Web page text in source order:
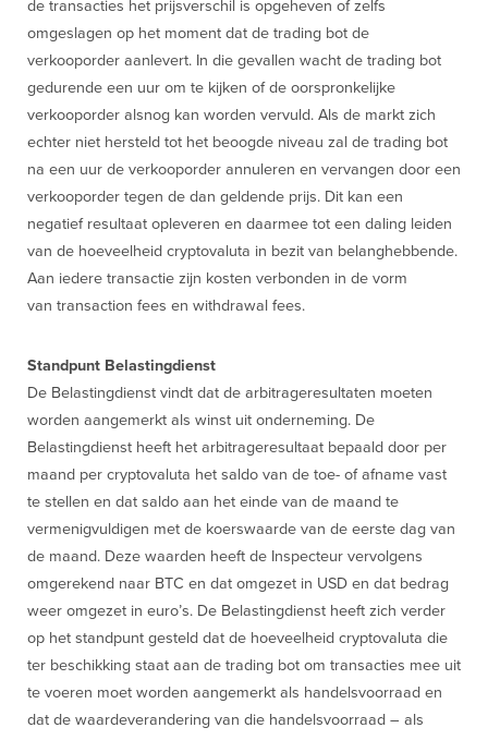
de transacties het prijsverschil is opgeheven of zelfs
omgeslagen op het moment dat de trading bot de
verkooporder aanlevert. In die gevallen wacht de trading bot
gedurende een uur om te kijken of de oorspronkelijke
verkooporder alsnog kan worden vervuld. Als de markt zich
echter niet hersteld tot het beoogde niveau zal de trading bot
na een uur de verkooporder annuleren en vervangen door een
verkooporder tegen de dan geldende prijs. Dit kan een
negatief resultaat opleveren en daarmee tot een daling leiden
van de hoeveelheid cryptovaluta in bezit van belanghebbende.
Aan iedere transactie zijn kosten verbonden in de vorm
van transaction fees en withdrawal fees.
Standpunt Belastingdienst
De Belastingdienst vindt dat de arbitrageresultaten moeten
worden aangemerkt als winst uit onderneming. De
Belastingdienst heeft het arbitrageresultaat bepaald door per
maand per cryptovaluta het saldo van de toe- of afname vast
te stellen en dat saldo aan het einde van de maand te
vermenigvuldigen met de koerswaarde van de eerste dag van
de maand. Deze waarden heeft de Inspecteur vervolgens
omgerekend naar BTC en dat omgezet in USD en dat bedrag
weer omgezet in euro’s. De Belastingdienst heeft zich verder
op het standpunt gesteld dat de hoeveelheid cryptovaluta die
ter beschikking staat aan de trading bot om transacties mee uit
te voeren moet worden aangemerkt als handelsvoorraad en
dat de waardeverandering van die handelsvoorraad – als